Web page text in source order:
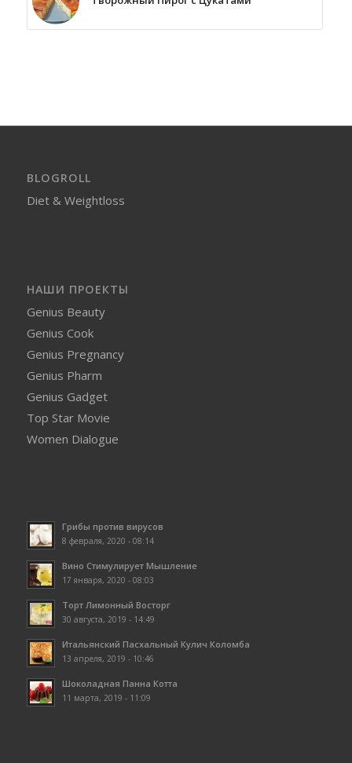
BLOGROLL
Diet & Weightloss
НАШИ ПРОЕКТЫ
Genius Beauty
Genius Cook
Genius Pregnancy
Genius Pharm
Genius Gadget
Top Star Movie
Women Dialogue
Грибы против вирусов
8 февраля, 2020 - 08:14
Вино Стимулирует Мышление
17 января, 2020 - 08:03
Торт Лимонный Восторг
30 августа, 2019 - 14:49
Итальянский Пасхальный Кулич Коломба
13 апреля, 2019 - 10:46
Шоколадная Панна Котта
11 марта, 2019 - 11:09